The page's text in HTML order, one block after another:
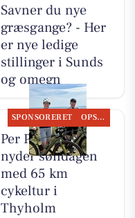
Savner du nye
græsgange? - Her
er nye ledige
stillinger i Sunds
og omegn
SPONSORERET OPSLAGSTAVLEN
Per P. Cykler
nyder søndagen
med 65 km
cykeltur i
Thyholm